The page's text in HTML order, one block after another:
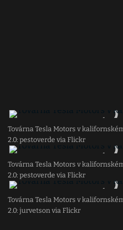
Továrna Tesla Motors v
2.0: pestoverde via Flickr
Továrna Tesla Motors v
2.0: pestoverde via Flickr
Továrna Tesla Motors v
2.0: jurvetson via Flickr